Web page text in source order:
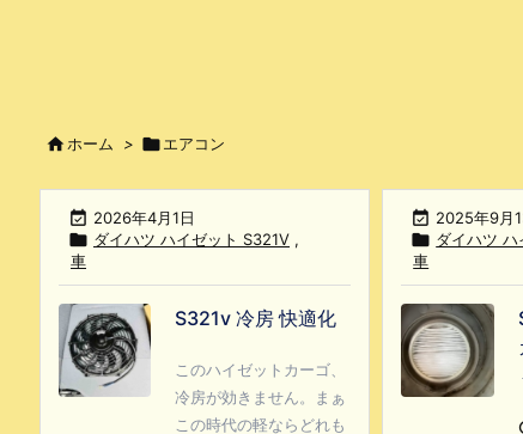
ホーム > エアコン
 2026年4月1日
 ダイハツ ハイゼット S321V ,
車
S321v 冷房 快適化
このハイゼットカーゴ、
冷房が効きません。まぁ
この時代の軽ならどれも
 2025年9月
 ダイハツ
車